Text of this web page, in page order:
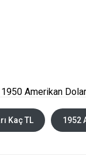
Amerikan
Kaç TL 1952